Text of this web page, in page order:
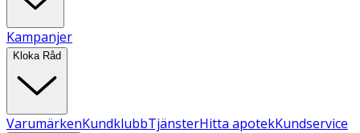
Kampanjer
Kloka Råd
VarumärkenKundklubbTjänsterHitta apotekKundservice